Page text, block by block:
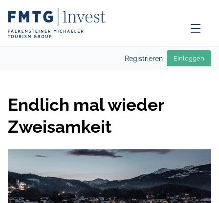
Registrieren Einloggen
Endlich mal wieder
Zweisamkeit